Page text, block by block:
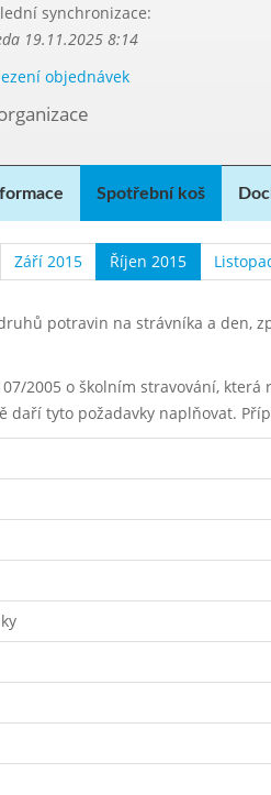
synchronizace:
19.11.2025 8:14
objednávek
Spotřební koš
Září 2015 Říjen 2015
potravin na strávníka a den,
2005 o školním stravování,
tyto požadavky naplňovat.